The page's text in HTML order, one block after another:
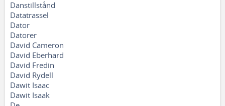
Danstillstånd
Datatrassel
Dator
Datorer
David Cameron
David Eberhard
David Fredin
David Rydell
Dawit Isaac
Dawit Isaak